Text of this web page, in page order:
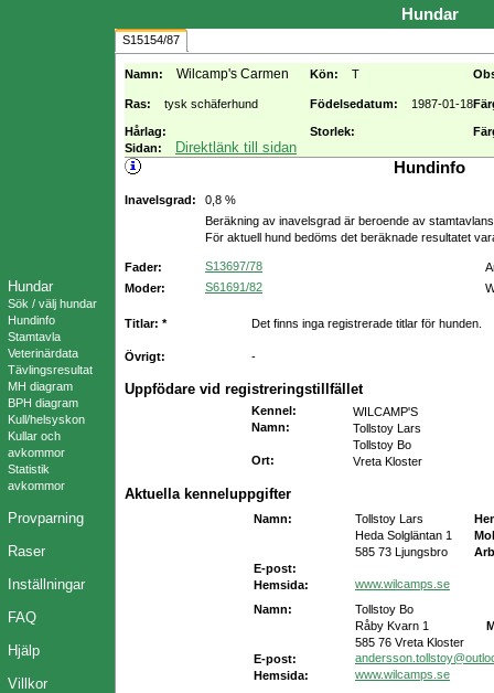
Hundar
Sök / välj hundar
Hundinfo
Stamtavla
Veterinärdata
Tävlingsresultat
MH diagram
BPH diagram
Kull/helsyskon
Kullar och
avkommor
Statistik
avkommor
Provparning
Raser
Inställningar
FAQ
Hjälp
Villkor
Hundar
S15154/87
Namn: Wilcamp's Carmen Kön: T
Ras: tysk schäferhund Födelsedatum: 1987-01-18
Hårlag: Storlek:
Sidan:
Direktlänk till sidan
Hundinfo
Inavelsgrad:
0,8 %
Beräkning av inavelsgrad är beroende av
För aktuell hund bedöms det beräknade resultatet
Fader: S13697/78
Moder:
S61691/82
Titlar: * Det finns inga registrerade titlar för hunden.
Övrigt: -
Uppfödare vid registreringstillfället
Kennel :
WILCAMP'S
Namn:
Tollstoy Lars
Tollstoy Bo
Ort: Vreta Kloster
Aktuella kenneluppgifter
Namn: Tollstoy Lars
Heda Solgläntan 1
585 73 Ljungsbro
E-post:
Hemsida:
www.wilcamps.se
Namn:
Tollstoy Bo
Råby Kvarn 1
585 76 Vreta Kloster
E-post:
Hemsida:
www.wilcamps.se